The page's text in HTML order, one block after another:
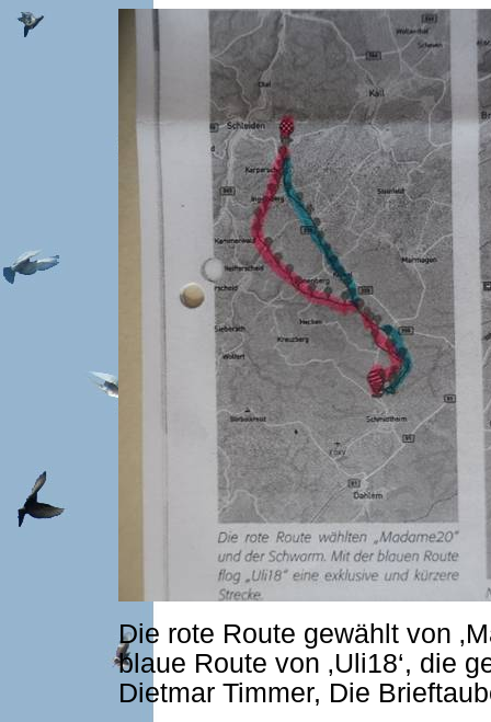
Die rote Route gewählt von
blaue Route von ‚Uli18‘, die
Dietmar Timmer, Die